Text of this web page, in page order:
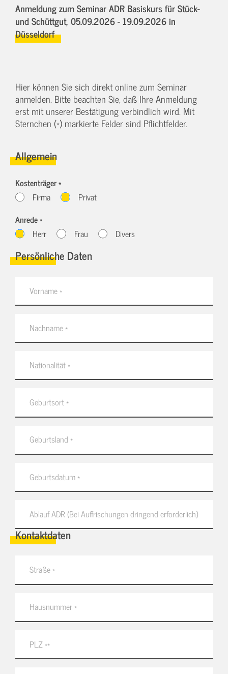
Anmeldung zum Seminar ADR Basiskurs für Stück-
und Schüttgut, 05.09.2026 - 19.09.2026in
Düsseldorf
Hier können Sie sich direkt online zum Seminar
anmelden. Bitte beachten Sie, daß Ihre Anmeldung
erst mit unserer Bestätigung verbindlich wird. Mit
Sternchen (*) markierte Felder sind Pflichtfelder.
Allgemein
Kostenträger *
Firma
Privat
Anrede *
Herr
Frau Divers
Persönliche Daten
Kontaktdaten